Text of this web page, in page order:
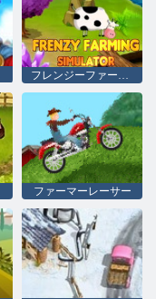
フレンジーファーミングシミュレーター
ファーマーレーサー